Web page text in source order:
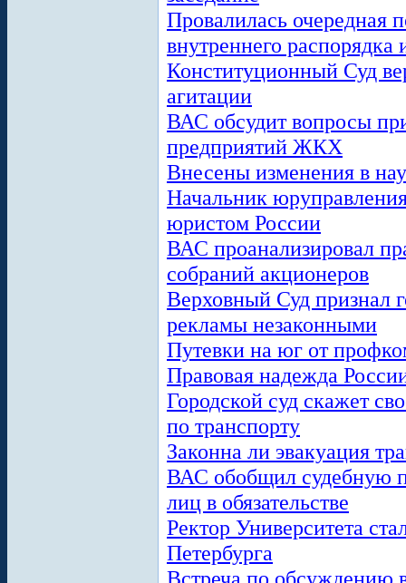
Провалилась очередная
внутреннего
Конституционный Суд
агитации
ВАС обсудит вопросы
предприятий ЖКХ
Внесены изменения в
Начальник
юристом России
ВАС проанализировал
собраний акционеров
Верховный Суд признал
рекламы незаконными
Путевки на юг от
Правовая надежда
Городской суд скажет
по транспорту
Законна ли эвакуация
ВАС обобщил судебную
лиц в обязательстве
Ректор Университета
Петербурга
Встреча по обсуждению